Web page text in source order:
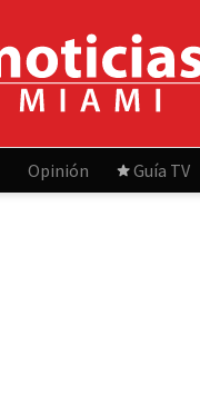
Opinión Guía TV